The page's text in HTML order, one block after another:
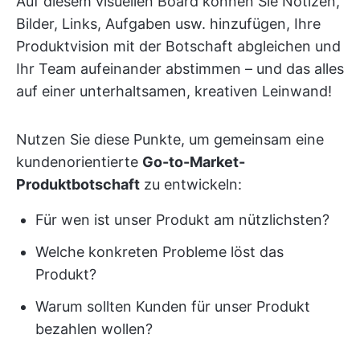
Bilder, Links, Aufgaben usw. hinzufügen, Ihre
Produktvision mit der Botschaft abgleichen und
Ihr Team aufeinander abstimmen – und das alles
auf einer unterhaltsamen, kreativen Leinwand!
Nutzen Sie diese Punkte, um gemeinsam eine
kundenorientierte Go-to-Market-
Produktbotschaft zu entwickeln:
Für wen ist unser Produkt am nützlichsten?
Welche konkreten Probleme löst das
Produkt?
Warum sollten Kunden für unser Produkt
bezahlen wollen?